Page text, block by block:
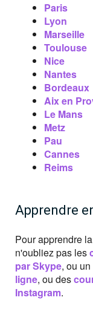
Paris
Lyon
Marseille
Toulouse
Nice
Nantes
Bordeaux
Aix en
Le Mans
Metz
Pau
Cannes
Reims
Apprendre
Pour apprendre
n'oubliez pas les
par Skype, ou un
ligne, ou des
Instagram.